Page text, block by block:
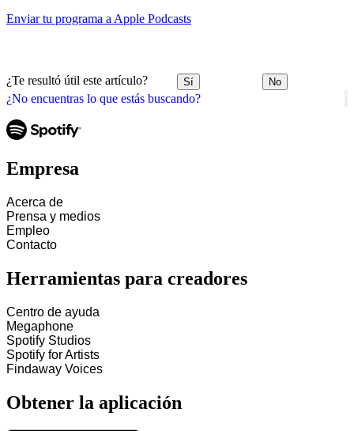
¿No encuentras lo que estás buscando?
Enviar tu programa a Apple Podcasts
¿Te resultó útil este artículo? Sí No
Empresa
Acerca de
Prensa y medios
Empleo
Contacto
Herramientas para creadores
Centro de ayuda
Megaphone
Spotify Studios
Spotify for Artists
Findaway Voices
Obtener la aplicación